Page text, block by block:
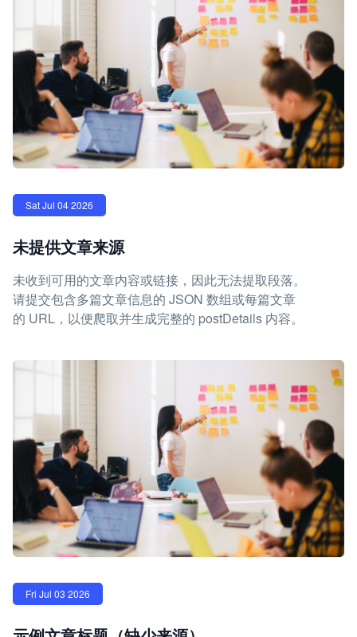
Sat Jul 04 2026
未提供文章来源
未收到可用的文章内容或链接，因此无法提取段落。
请提交包含多篇文章信息的 JSON 数组或每篇文章
的 URL，以便爬取并生成完整的 postDetails 内容。
Fri Jul 03 2026